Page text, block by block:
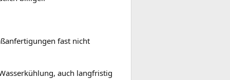
fast nicht
auch langfristig